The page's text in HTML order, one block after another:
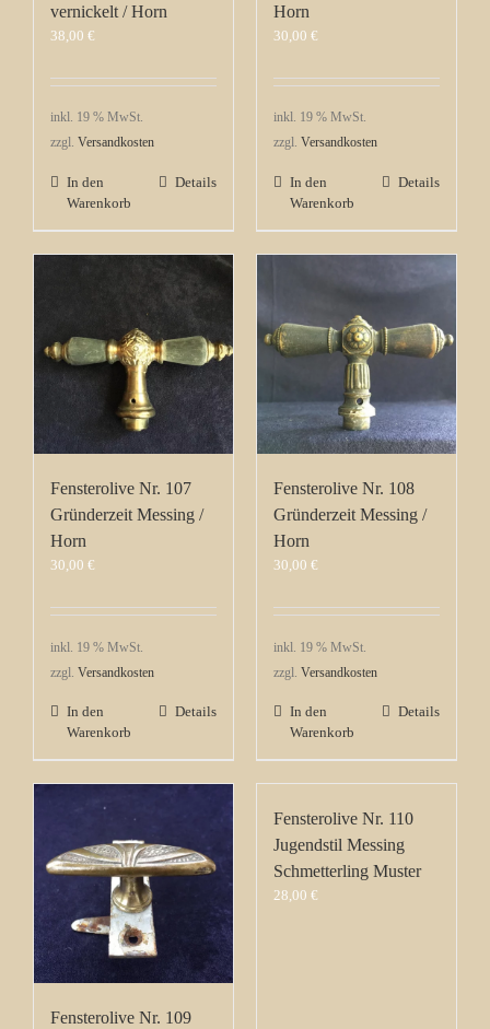
vernickelt / Horn
38,00 €
inkl. 19 % MwSt.
zzgl. Versandkosten
In den
Warenkorb
Details
Horn
30,00 €
inkl. 19 % MwSt.
zzgl. Versandkosten
In den
Warenkorb
Details
Fensterolive Nr. 107
Gründerzeit Messing /
Horn
30,00 €
inkl. 19 % MwSt.
zzgl. Versandkosten
In den
Warenkorb
Details
Fensterolive Nr. 108
Gründerzeit Messing /
Horn
30,00 €
inkl. 19 % MwSt.
zzgl. Versandkosten
In den
Warenkorb
Details
Fensterolive Nr. 109
Fensterolive Nr. 110
Jugendstil Messing
Schmetterling Muster
28,00 €